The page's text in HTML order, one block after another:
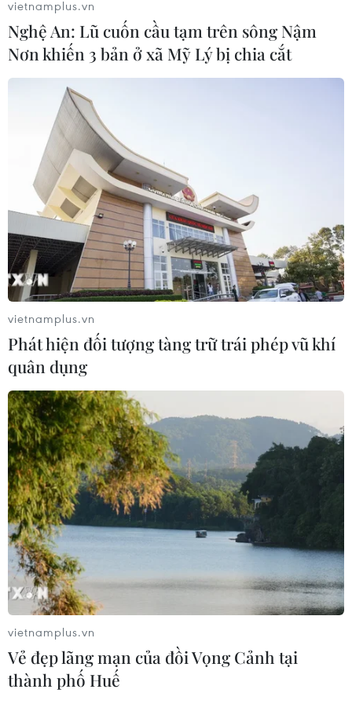
Kỷ lục Guinness về máy bay giấy lớn
nhất thế giới
Phát hiện bản in Tuyên ngôn Độc lập
cực hiếm của Mỹ
03/07/2026 06:45
Chàng trai Pháp đạp xe vượt
19.000km tới Việt Nam
28/06/2026 00:22
Thủ đô Indonesia đau đầu giải bài
toán “bùng nổ dân số” mèo hoang
17/06/2026 08:32
Sơn La: Tìm nguyên nhân đốm lửa tự
cháy trên sân bêtông khi nắng nóng
03/06/2026 12:07
Kỳ tích hiếm có về chinh phục đỉnh
Everest của nhà leo núi người
Australia
22/05/2026 23:13
Dưa lưới Hokkaido thượng hạng của
vietnamplus.vn
Nghệ An: Lũ cuốn cầu tạm trên sông Nậm
Nơn khiến 3 bản ở xã Mỹ Lý bị chia cắt
vietnamplus.vn
Phát hiện đối tượng tàng trữ trái phép vũ khí
quân dụng
vietnamplus.vn
Vẻ đẹp lãng mạn của đồi Vọng Cảnh tại
thành phố Huế